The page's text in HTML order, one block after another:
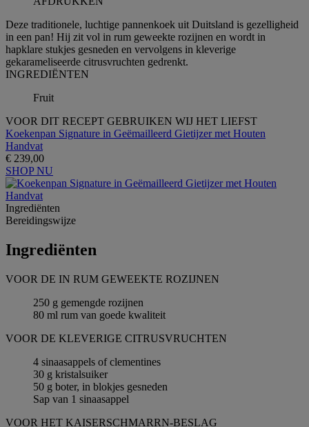
Deze traditionele, luchtige pannenkoek uit Duitsland is gezelligheid
in een pan! Hij zit vol in rum geweekte rozijnen en wordt in
hapklare stukjes gesneden en vervolgens in kleverige
gekarameliseerde citrusvruchten gedrenkt.
INGREDIЁNTEN
Fruit
VOOR DIT RECEPT GEBRUIKEN WIJ HET LIEFST
Koekenpan Signature in Geëmailleerd Gietijzer met Houten
Handvat
€ 239,00
SHOP NU
Ingrediёnten
Bereidingswijze
Ingrediёnten
VOOR DE IN RUM GEWEEKTE ROZIJNEN
250 g gemengde rozijnen
80 ml rum van goede kwaliteit
VOOR DE KLEVERIGE CITRUSVRUCHTEN
4 sinaasappels of clementines
30 g kristalsuiker
50 g boter, in blokjes gesneden
Sap van 1 sinaasappel
VOOR HET KAISERSCHMARRN-BESLAG